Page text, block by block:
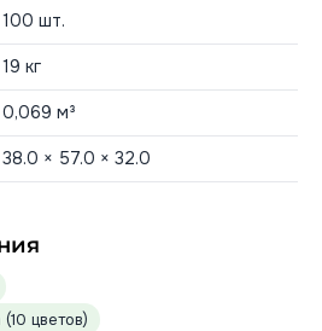
100 шт.
19 кг
0,069 м³
38.0 × 57.0 × 32.0
цветов)